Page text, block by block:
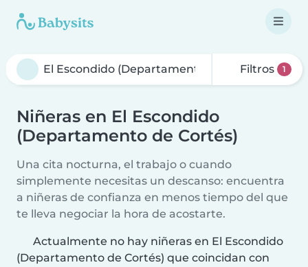
Filtros 1
Niñeras en El Escondido
(Departamento de Cortés)
Una cita nocturna, el trabajo o cuando
simplemente necesitas un descanso: encuentra
a niñeras de confianza en menos tiempo del que
te lleva negociar la hora de acostarte.
Actualmente no hay niñeras en El Escondido
(Departamento de Cortés) que coincidan con